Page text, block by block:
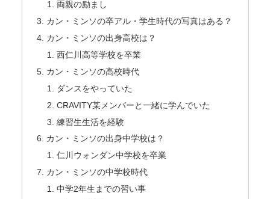
両親の励まし
カン・ミンソの卒アル・学生時代の写真はある？
カン・ミンソの出身高校は？
西仁川高等学校を卒業
カン・ミンソの高校時代
ダンスをやっていた
CRAVITY某メンバーと一緒に学んでいた
練習生生活を経験
カン・ミンソの出身中学校は？
仁川ウォンダン中学校を卒業
カン・ミンソの中学校時代
中学2年生までの習い事